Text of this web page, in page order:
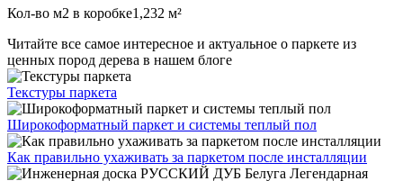
Кол-во м2 в коробке1,232 м²
Читайте все самое интересное и актуальное о паркете из
ценных пород дерева в нашем блоге
Текстуры паркета
Широкоформатный паркет и системы теплый пол
Как правильно ухаживать за паркетом после инсталляции